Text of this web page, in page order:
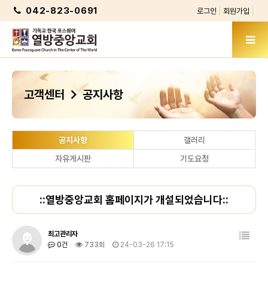
042-823-0691 로그인 회원가입
고객센터 chevron_right공지사항
공지사항
갤러리
자유게시판
기도요청
::열방중앙교회 홈페이지가 개설되었습니다::
최고관리자
0건
733회 24-03-26 17:15